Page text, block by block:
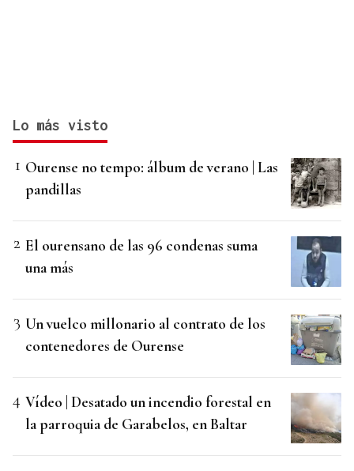
Lo más visto
Ourense no tempo: álbum de verano | Las
pandillas
El ourensano de las 96 condenas suma
una más
Un vuelco millonario al contrato de los
contenedores de Ourense
Vídeo | Desatado un incendio forestal en
la parroquia de Garabelos, en Baltar